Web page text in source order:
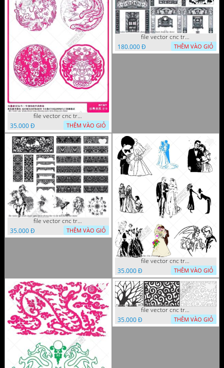
file vector cnc tranh decor rong phuong cuon tron dang cap
35.000 Đ
THÊM VÀO GIỎ
file vector cnc tranh decor phong tho nghe thuat dang cap
180.000 Đ
THÊM VÀO GIỎ
file vector cnc tranh decor nghe thuat phong tho va chi tiet phong tho
35.000 Đ
THÊM VÀO GIỎ
file vector cnc tranh decor co dau chu re
35.000 Đ
THÊM VÀO GIỎ
file vector cnc tranh chi tiet trang tri hang rao den trang
35.000 Đ
THÊM VÀO GIỎ